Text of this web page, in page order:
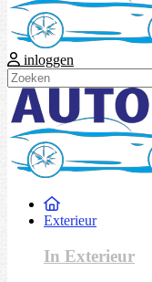
inloggen
Exterieur
In Exterieur